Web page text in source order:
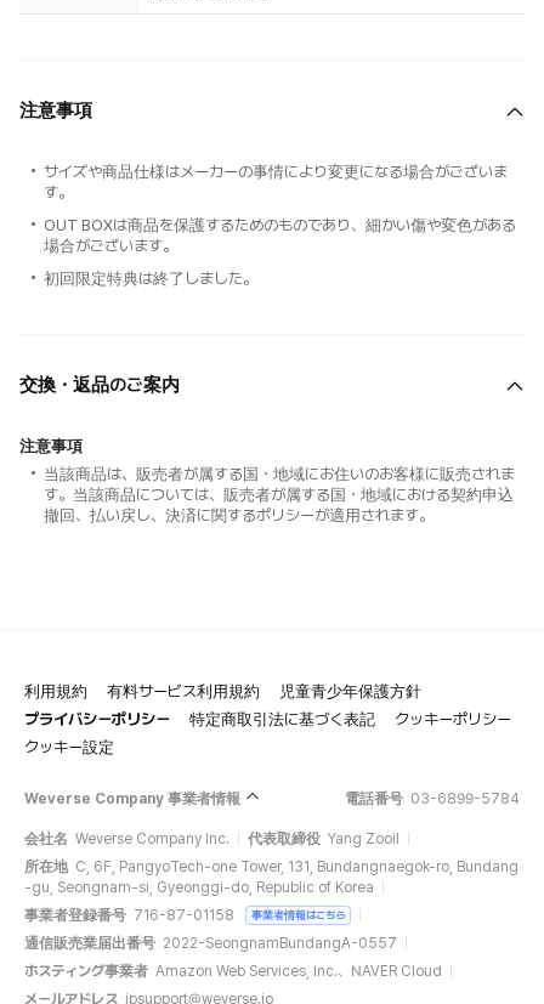
注意事項
サイズや商品仕様はメーカーの事情により変更になる場合がございま
す。
OUT BOXは商品を保護するためのものであり、細かい傷や変色がある
場合がございます。
初回限定特典は終了しました。
交換・返品のご案内
注意事項
当該商品は、販売者が属する国・地域にお住いのお客様に販売されま
す。当該商品については、販売者が属する国・地域における契約申込
撤回、払い戻し、決済に関するポリシーが適用されます。
利用規約 有料サービス利用規約
児童青少年保護方針
プライバシーポリシー
特定商取引法に基づく表記
クッキーポリシー
クッキー設定
Weverse Company 事業者情報 電話番号 03-6899-5784
会社名 Weverse Company Inc. 代表取締役 Yang Zooil
所在地 C, 6F, PangyoTech-one Tower, 131, Bundangnaegok-ro, Bundang
-gu, Seongnam-si, Gyeonggi-do, Republic of Korea
事業者登録番号 716-87-01158 事業者情報はこちら
通信販売業届出番号 2022-SeongnamBundangA-0557
ホスティング事業者 Amazon Web Services, Inc.、NAVER Cloud
メールアドレス jpsupport@weverse.io